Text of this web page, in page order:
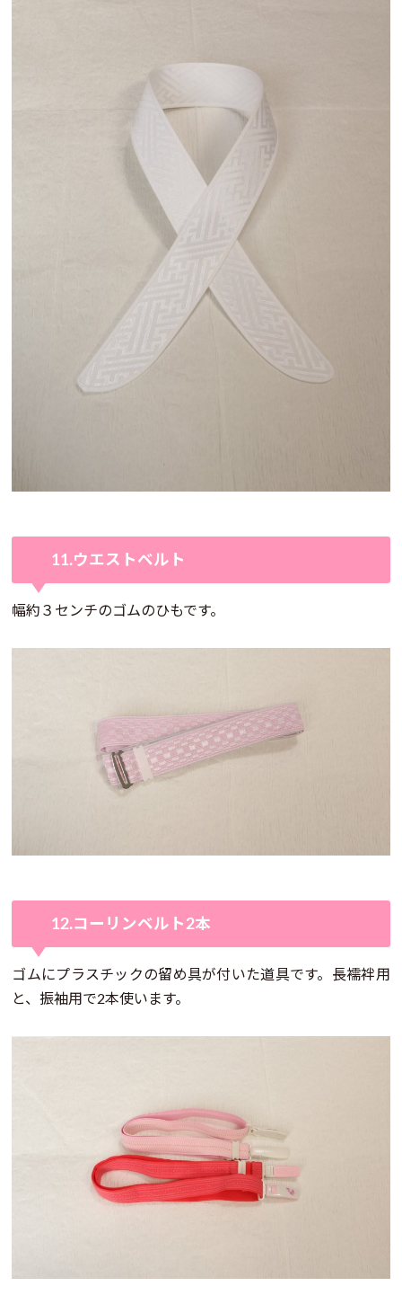
11.ウエストベルト
幅約３センチのゴムのひもです。
12.コーリンベルト2本
ゴムにプラスチックの留め具が付いた道具です。長襦袢用
と、振袖用で2本使います。